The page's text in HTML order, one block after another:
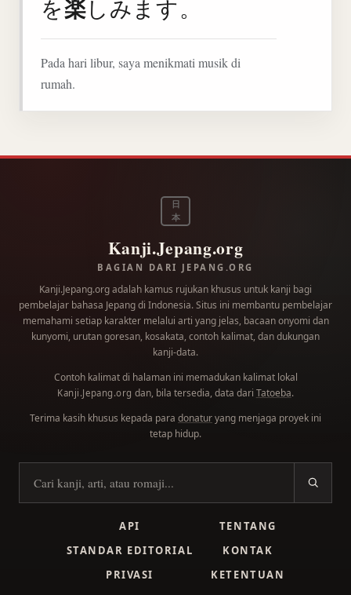
を楽しみます。
Pada hari libur, saya menikmati musik di
rumah.
日
本
Kanji.Jepang.org
BAGIAN DARI JEPANG.ORG
Kanji.Jepang.org adalah kamus rujukan khusus untuk kanji bagi
pembelajar bahasa Jepang di Indonesia. Situs ini membantu pembelajar
memahami setiap karakter melalui arti yang jelas, bacaan onyomi dan
kunyomi, urutan goresan, kosakata, contoh kalimat, dan dukungan
kanji-data.
Contoh kalimat di halaman ini memadukan kalimat lokal
Kanji.Jepang.org dan, bila tersedia, data dari Tatoeba.
Terima kasih khusus kepada para donaturyang menjaga proyek ini
tetap hidup.
Cari kanji
API
TENTANG
STANDAR EDITORIAL
KONTAK
PRIVASI
KETENTUAN